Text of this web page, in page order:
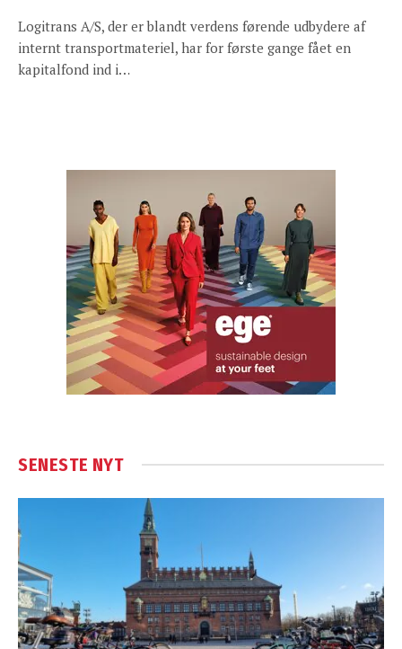
Logitrans A/S, der er blandt verdens førende udbydere af
internt transportmateriel, har for første gange fået en
kapitalfond ind i…
SENESTE NYT